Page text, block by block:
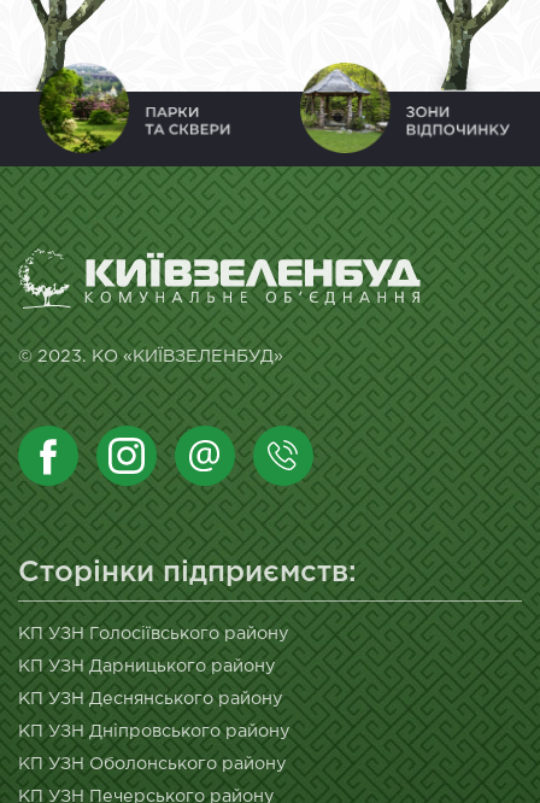
© 2023. КО «КИЇВЗЕЛЕНБУД»
Сторінки підприємств:
КП УЗН Голосіївського району
КП УЗН Дарницького району
КП УЗН Деснянського району
КП УЗН Дніпровського району
КП УЗН Оболонського району
КП УЗН Печерського району